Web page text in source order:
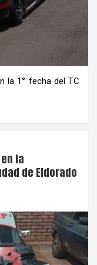
la 1° fecha del TC
la
de Eldorado